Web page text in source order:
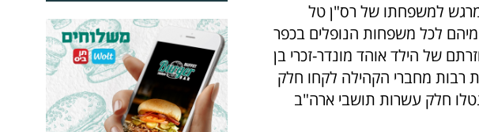
מרגש למשפחתו של רס"ן טל
את תנחומיהם לכל משפחות הנופלים בכפר
של הילד אוהד מונדר-זכרי בן
רבות מחברי הקהילה לקחו חלק
חלק עשרות תושבי ארה"ב